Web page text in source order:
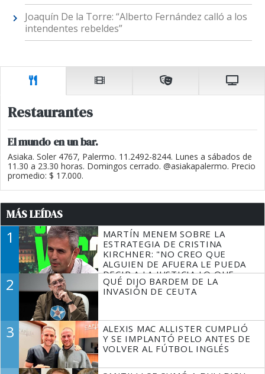
Joaquín De la Torre: “Alberto Fernández calló a los
intendentes rebeldes”
Restaurantes
El mundo en un bar.
Asiaka. Soler 4767, Palermo. 11.2492-8244. Lunes a sábados de
11.30 a 23.30 horas. Domingos cerrado. @asiakapalermo. Precio
promedio: $ 17.000.
MÁS LEÍDAS
1
MARTÍN MENEM SOBRE LA
ESTRATEGIA DE CRISTINA
KIRCHNER: "NO CREO QUE
ALGUIEN DE AFUERA LE PUEDA
DECIR A LA JUSTICIA LO QUE
TIENE QUE HACER"
2
QUÉ DIJO BARDEM DE LA
INVASIÓN DE CEUTA
3
ALEXIS MAC ALLISTER CUMPLIÓ
Y SE IMPLANTÓ PELO ANTES DE
VOLVER AL FÚTBOL INGLÉS